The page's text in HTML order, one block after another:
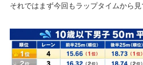
それではまず今回もラップタイムから見